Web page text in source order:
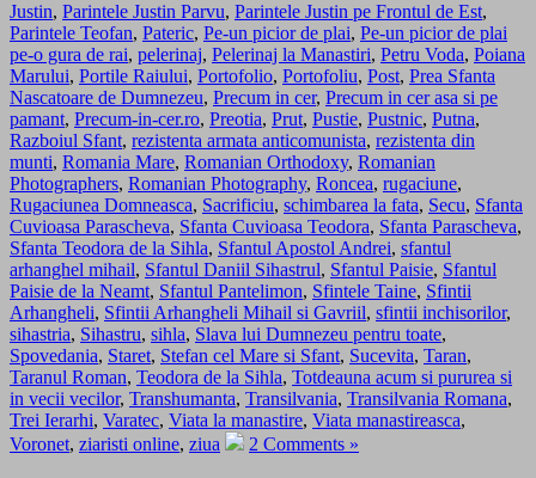
Justin, Parintele Justin Parvu, Parintele Justin pe Frontul de Est,
Parintele Teofan, Pateric, Pe-un picior de plai, Pe-un picior de plai
pe-o gura de rai, pelerinaj, Pelerinaj la Manastiri, Petru Voda, Poiana
Marului, Portile Raiului, Portofolio, Portofoliu, Post, Prea Sfanta
Nascatoare de Dumnezeu, Precum in cer, Precum in cer asa si pe
pamant, Precum-in-cer.ro, Preotia, Prut, Pustie, Pustnic, Putna,
Razboiul Sfant, rezistenta armata anticomunista, rezistenta din
munti, Romania Mare, Romanian Orthodoxy, Romanian
Photographers, Romanian Photography, Roncea, rugaciune,
Rugaciunea Domneasca, Sacrificiu, schimbarea la fata, Secu, Sfanta
Cuvioasa Parascheva, Sfanta Cuvioasa Teodora, Sfanta Parascheva,
Sfanta Teodora de la Sihla, Sfantul Apostol Andrei, sfantul
arhanghel mihail, Sfantul Daniil Sihastrul, Sfantul Paisie, Sfantul
Paisie de la Neamt, Sfantul Pantelimon, Sfintele Taine, Sfintii
Arhangheli, Sfintii Arhangheli Mihail si Gavriil, sfintii inchisorilor,
sihastria, Sihastru, sihla, Slava lui Dumnezeu pentru toate,
Spovedania, Staret, Stefan cel Mare si Sfant, Sucevita, Taran,
Taranul Roman, Teodora de la Sihla, Totdeauna acum si pururea si
in vecii vecilor, Transhumanta, Transilvania, Transilvania Romana,
Trei Ierarhi, Varatec, Viata la manastire, Viata manastireasca,
Voronet, ziaristi online, ziua 2 Comments »